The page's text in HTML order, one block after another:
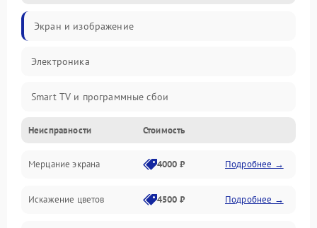
Экран и изображение
Электроника
Smart TV и программные сбои
Питание и запуск
Подсветка и LED-модули
Звук и аудиосистема
Неисправности Стоимость
Мерцание экрана 4000 ₽ Подробнее →
Искажение цветов 4500 ₽ Подробнее →